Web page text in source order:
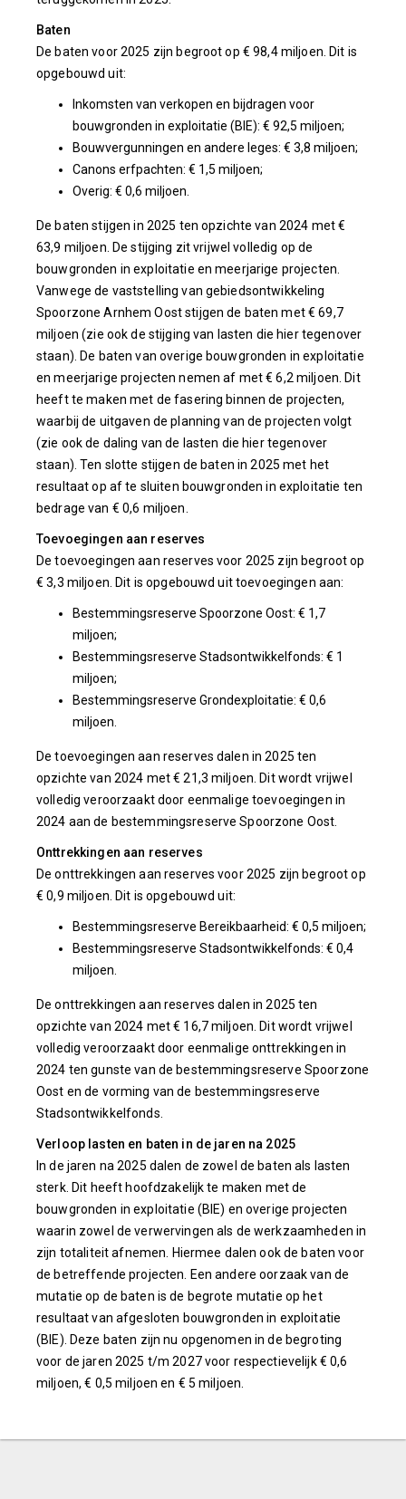
Baten
De baten voor 2025 zijn begroot op € 98,4 miljoen. Dit is
opgebouwd uit:
Inkomsten van verkopen en bijdragen voor
bouwgronden in exploitatie (BIE): € 92,5 miljoen;
Bouwvergunningen en andere leges: € 3,8 miljoen;
Canons erfpachten: € 1,5 miljoen;
Overig: € 0,6 miljoen.
De baten stijgen in 2025 ten opzichte van 2024 met €
63,9 miljoen. De stijging zit vrijwel volledig op de
bouwgronden in exploitatie en meerjarige projecten.
Vanwege de vaststelling van gebiedsontwikkeling
Spoorzone Arnhem Oost stijgen de baten met € 69,7
miljoen (zie ook de stijging van lasten die hier tegenover
staan). De baten van overige bouwgronden in exploitatie
en meerjarige projecten nemen af met € 6,2 miljoen. Dit
heeft te maken met de fasering binnen de projecten,
waarbij de uitgaven de planning van de projecten volgt
(zie ook de daling van de lasten die hier tegenover
staan). Ten slotte stijgen de baten in 2025 met het
resultaat op af te sluiten bouwgronden in exploitatie ten
bedrage van € 0,6 miljoen.
Toevoegingen aan reserves
De toevoegingen aan reserves voor 2025 zijn begroot op
€ 3,3 miljoen. Dit is opgebouwd uit toevoegingen aan:
Bestemmingsreserve Spoorzone Oost: € 1,7
miljoen;
Bestemmingsreserve Stadsontwikkelfonds: € 1
miljoen;
Bestemmingsreserve Grondexploitatie: € 0,6
miljoen.
De toevoegingen aan reserves dalen in 2025 ten
opzichte van 2024 met € 21,3 miljoen. Dit wordt vrijwel
volledig veroorzaakt door eenmalige toevoegingen in
2024 aan de bestemmingsreserve Spoorzone Oost.
Onttrekkingen aan reserves
De onttrekkingen aan reserves voor 2025 zijn begroot op
€ 0,9 miljoen. Dit is opgebouwd uit:
Bestemmingsreserve Bereikbaarheid: € 0,5 miljoen;
Bestemmingsreserve Stadsontwikkelfonds: € 0,4
miljoen.
De onttrekkingen aan reserves dalen in 2025 ten
opzichte van 2024 met € 16,7 miljoen. Dit wordt vrijwel
volledig veroorzaakt door eenmalige onttrekkingen in
2024 ten gunste van de bestemmingsreserve Spoorzone
Oost en de vorming van de bestemmingsreserve
Stadsontwikkelfonds.
Verloop lasten en baten in de jaren na 2025
In de jaren na 2025 dalen de zowel de baten als lasten
sterk. Dit heeft hoofdzakelijk te maken met de
bouwgronden in exploitatie (BIE) en overige projecten
waarin zowel de verwervingen als de werkzaamheden in
zijn totaliteit afnemen. Hiermee dalen ook de baten voor
de betreffende projecten. Een andere oorzaak van de
mutatie op de baten is de begrote mutatie op het
resultaat van afgesloten bouwgronden in exploitatie
(BIE). Deze baten zijn nu opgenomen in de begroting
voor de jaren 2025 t/m 2027 voor respectievelijk € 0,6
miljoen, € 0,5 miljoen en € 5 miljoen.